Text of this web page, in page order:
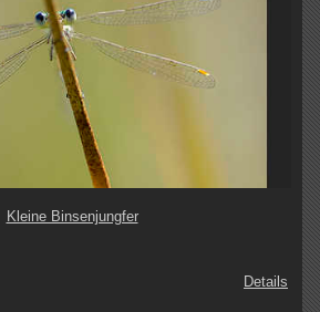
Kleine Binsenjungfer
Details